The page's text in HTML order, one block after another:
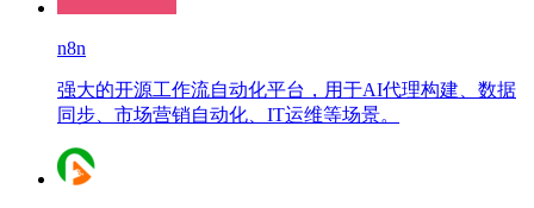
n8n
强大的开源工作流自动化平台，用于AI代理构建、数据
同步、市场营销自动化、IT运维等场景。